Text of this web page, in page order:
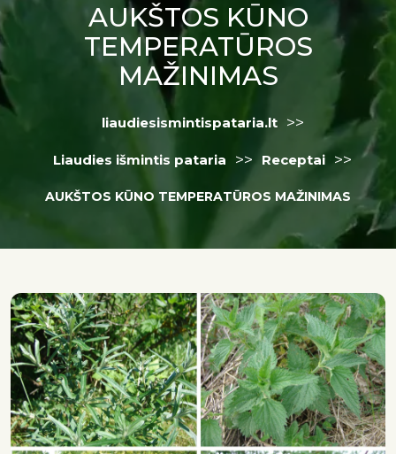
AUKŠTOS KŪNO
TEMPERATŪROS
MAŽINIMAS
liaudiesismintispataria.lt >>
Liaudies išmintis pataria >> Receptai >>
AUKŠTOS KŪNO TEMPERATŪROS MAŽINIMAS